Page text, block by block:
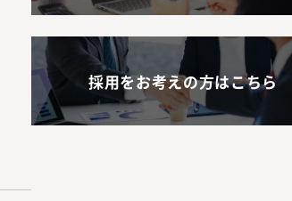
採用をお考えの方はこちら